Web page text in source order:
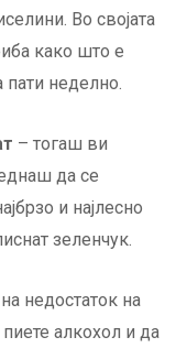
Во својата
како што е
пати неделно.
– тогаш ви
да се
и најлесно
зеленчук.
недостаток на
алкохол и да